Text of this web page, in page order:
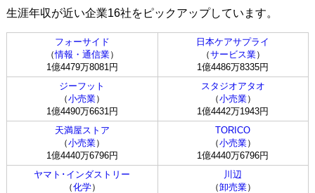
生涯年収が近い企業16社をピックアップしています。
フォーサイド
（情報・通信業）
1億4479万8081円
日本ケアサプライ
（サービス業）
1億4486万8335円
ジーフット
（小売業）
1億4490万6631円
スタジオアタオ
（小売業）
1億4442万1943円
天満屋ストア
（小売業）
1億4440万6796円
TORICO
（小売業）
1億4440万6796円
ヤマト･インダストリー
（化学）
川辺
（卸売業）